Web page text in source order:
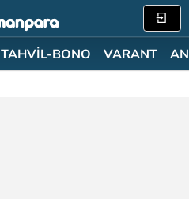
TAHVİL-BONO VARANT